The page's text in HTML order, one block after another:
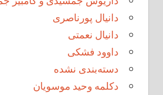
دانیال پورناصری
دانیال نعمتی
داوود فشکی
دسته‌بندی نشده
دکلمه وحید موسویان